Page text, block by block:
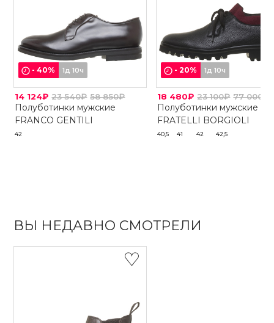
-40% 1д 10ч
14 124₽ 23 540₽ 58 850₽
Полуботинки мужские
FRANCO GENTILI
42
-20% 1д 10ч
18 480₽ 23 100₽ 77 000₽
Полуботинки мужские
FRATELLI BORGIOLI
40,5 41 42 42,5
ВЫ НЕДАВНО СМОТРЕЛИ